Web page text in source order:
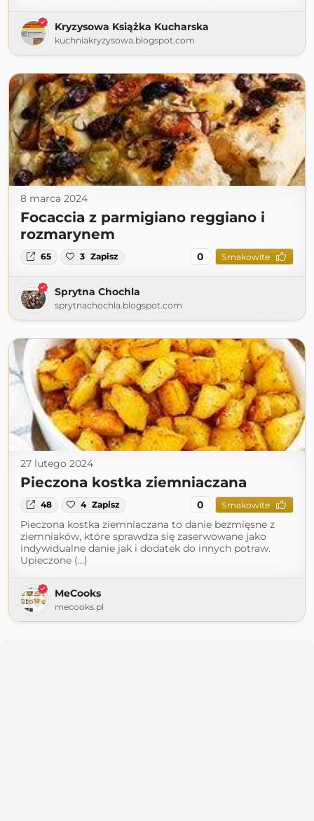
Kryzysowa Książka Kucharska
kuchniakryzysowa.blogspot.com
8 marca 2024
Focaccia z parmigiano reggiano i
rozmarynem
65 3 Zapisz 0 Smakowite
Sprytna Chochla
sprytnachochla.blogspot.com
27 lutego 2024
Pieczona kostka ziemniaczana
48 4 Zapisz 0 Smakowite
Pieczona kostka ziemniaczana to danie bezmięsne z
ziemniaków, które sprawdza się zaserwowane jako
indywidualne danie jak i dodatek do innych potraw.
Upieczone (...)
MeCooks
mecooks.pl